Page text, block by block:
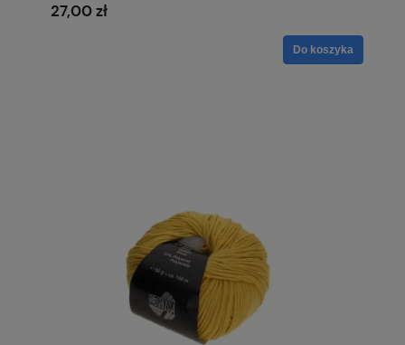
27,00 zł
Do koszyka